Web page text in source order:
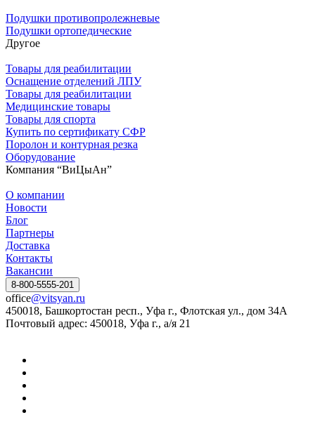
Подушки противопролежневые
Подушки ортопедические
Другое
Товары для реабилитации
Оснащение отделений ЛПУ
Товары для реабилитации
Медицинские товары
Товары для спорта
Купить по сертификату СФР
Поролон и контурная резка
Оборудование
Компания “ВиЦыАн”
О компании
Новости
Блог
Партнеры
Доставка
Контакты
Вакансии
8-800-5555-201
office@vitsyan.ru
450018, Башкортостан респ., Уфа г., Флотская ул., дом 34А
Почтовый адрес: 450018, Уфа г., а/я 21